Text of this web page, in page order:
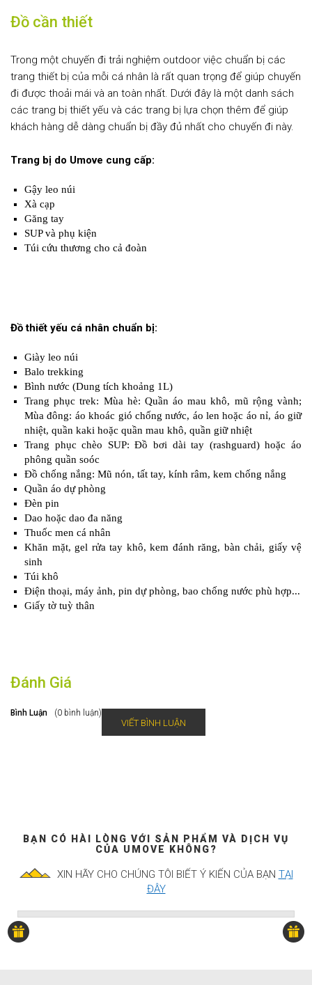
Đồ cần thiết
Trong một chuyến đi trải nghiệm outdoor việc chuẩn bị các
trang thiết bị của mỗi cá nhân là rất quan trọng để giúp chuyến
đi được thoải mái và an toàn nhất. Dưới đây là một danh sách
các trang bị thiết yếu và các trang bị lựa chọn thêm để giúp
khách hàng dễ dàng chuẩn bị đầy đủ nhất cho chuyến đi này.
Trang bị do Umove cung cấp:
Gậy leo núi
Xà cạp
Găng tay
SUP và phụ kiện
Túi cứu thương cho cả đoàn
Đồ thiết yếu cá nhân chuẩn bị:
Giày leo núi
Balo trekking
Bình nước (Dung tích khoảng 1L)
Trang phục trek: Mùa hè: Quần áo mau khô, mũ rộng vành;
Mùa đông: áo khoác gió chống nước, áo len hoặc áo nỉ, áo giữ
nhiệt, quần kaki hoặc quần mau khô, quần giữ nhiệt
Trang phục chèo SUP: Đồ bơi dài tay (rashguard) hoặc áo
phông quần soóc
Đồ chống nắng: Mũ nón, tất tay, kính râm, kem chống nắng
Quần áo dự phòng
Đèn pin
Dao hoặc dao đa năng
Thuốc men cá nhân
Khăn mặt, gel rửa tay khô, kem đánh răng, bàn chải, giấy vệ
sinh
Túi khô
Điện thoại, máy ảnh, pin dự phòng, bao chống nước phù hợp...
Giấy tờ tuỳ thân
Đánh Giá
Bình Luận (0 bình luận)
VIẾT BÌNH LUẬN
BẠN CÓ HÀI LÒNG VỚI SẢN PHẨM VÀ DỊCH VỤ
CỦA UMOVE KHÔNG?
XIN HÃY CHO CHÚNG TÔI BIẾT Ý KIẾN CỦA BẠN TẠI
ĐÂY